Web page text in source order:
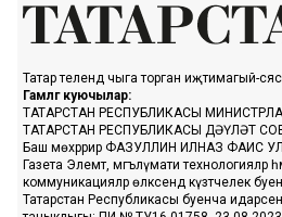
Татар телендә чыга торган иҗтимагый-
Гамәлгә куючылар:
ТАТАРСТАН РЕСПУБЛИКАСЫ
ТАТАРСТАН РЕСПУБЛИКАСЫ ДӘҮЛӘТ
Баш мөхәррир ФАЗУЛЛИН ИЛНАЗ ФАИС
Газета Элемтә, мәгълүмати технологияләр
коммуникацияләр өлкәсендә күзәтчелек
Татарстан Республикасы буенча идарәсендә